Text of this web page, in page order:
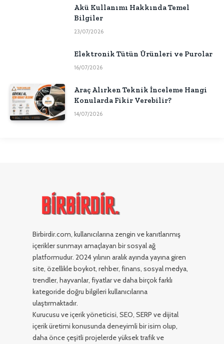
Akü Kullanımı Hakkında Temel
Bilgiler
23/07/2026
Elektronik Tütün Ürünleri ve Purolar
16/07/2026
Araç Alırken Teknik İnceleme Hangi
Konularda Fikir Verebilir?
14/07/2026
Birbirdir.com, kullanıcılarına zengin ve kanıtlanmış
içerikler sunmayı amaçlayan bir sosyal ağ
platformudur. 2024 yılının aralık ayında yayına giren
site, özellikle boykot, rehber, finans, sosyal medya,
trendler, hayvanlar, fiyatlar ve daha birçok farklı
kategoride doğru bilgileri kullanıcılarına
ulaştırmaktadır.
Kurucusu ve içerik yöneticisi, SEO, SERP ve dijital
içerik üretimi konusunda deneyimli bir isim olup,
daha önce çeşitli projelerde yüksek trafik ve